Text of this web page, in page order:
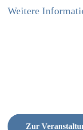
Weitere
Zur